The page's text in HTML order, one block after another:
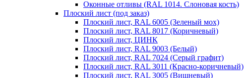
Оконные отливы (RAL 1014. Слоновая кость)
Плоский лист (под заказ)
Плоский лист, RAL 6005 (Зеленый мох)
Плоский лист, RAL 8017 (Коричневый)
Плоский лист, ЦИНК
Плоский лист, RAL 9003 (Белый)
Плоский лист, RAL 7024 (Серый графит)
Плоский лист, RAL 3011 (Красно-коричневый)
Плоский лист, RAL 3005 (Вишневый)